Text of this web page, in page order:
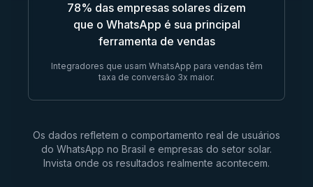
78% das empresas solares dizem
que o WhatsApp é sua principal
ferramenta de vendas
Integradores que usam WhatsApp para vendas têm
taxa de conversão 3x maior.
Os dados refletem o comportamento real de usuários
do WhatsApp no Brasil e empresas do setor solar.
Invista onde os resultados realmente acontecem.